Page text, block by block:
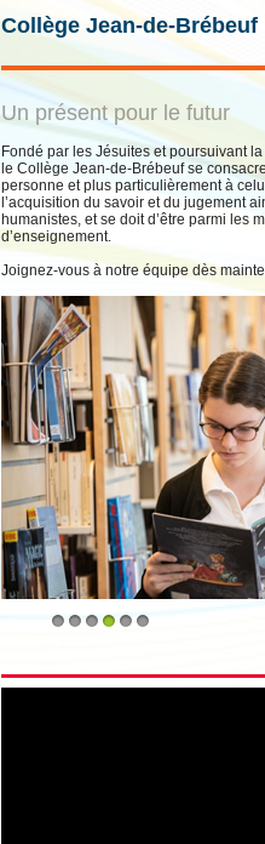
Collège Jean-de-Brébeuf
Un présent pour le futur
Fondé par les Jésuites et poursuivant
le Collège Jean-de-Brébeuf se
personne et plus particulièrement à
l’acquisition du savoir et du jugement
humanistes, et se doit d’être parmi les
d’enseignement.
Joignez-vous à notre équipe dès